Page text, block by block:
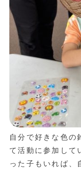
自分で好きな色の
て活動に参加して
った子もいれば、